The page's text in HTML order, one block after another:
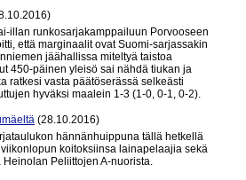
illan runkosarjakamppailuun Porvooseen
että marginaalit ovat Suomi-sarjassakin
jäähallissa miteltyä taistoa
450-päinen yleisö sai nähdä tiukan ja
ratkesi vasta päätöserässä selkeästi
hyväksi maalein 1-3 (1-0, 0-1, 0-2).
(28.10.2016)
hännänhuippuna tällä hetkellä
koitoksiinsa lainapelaajia sekä
Heinolan Peliittojen A-nuorista.